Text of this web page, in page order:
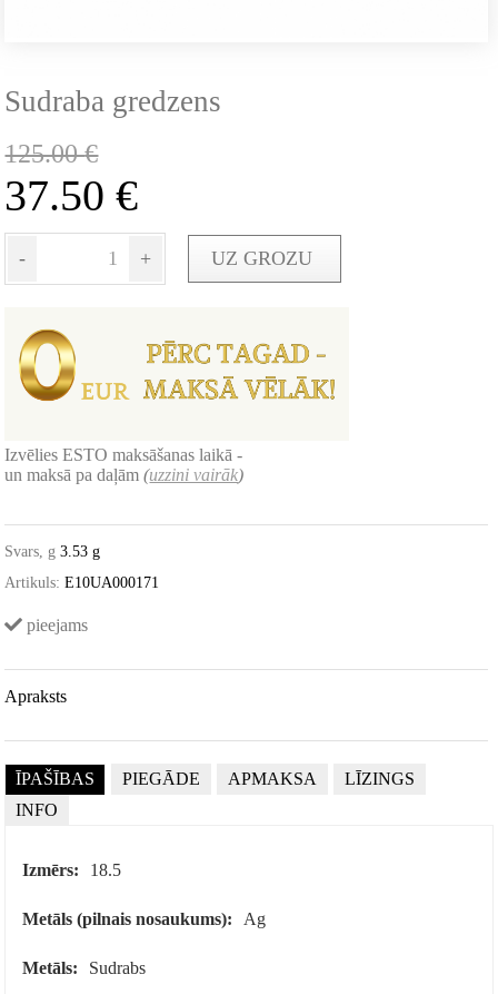
Sudraba gredzens
125.00€
37.50€
- + UZ GROZU
Izvēlies ESTO maksāšanas laikā -
un maksā pa daļām(uzzini vairāk)
Svars, g 3.53 g
Artikuls: E10UA000171
pieejams
Apraksts
ĪPAŠĪBAS PIEGĀDE APMAKSA
LĪZINGS
INFO
Izmērs: 18.5
Metāls (pilnais nosaukums): Ag
Metāls: Sudrabs